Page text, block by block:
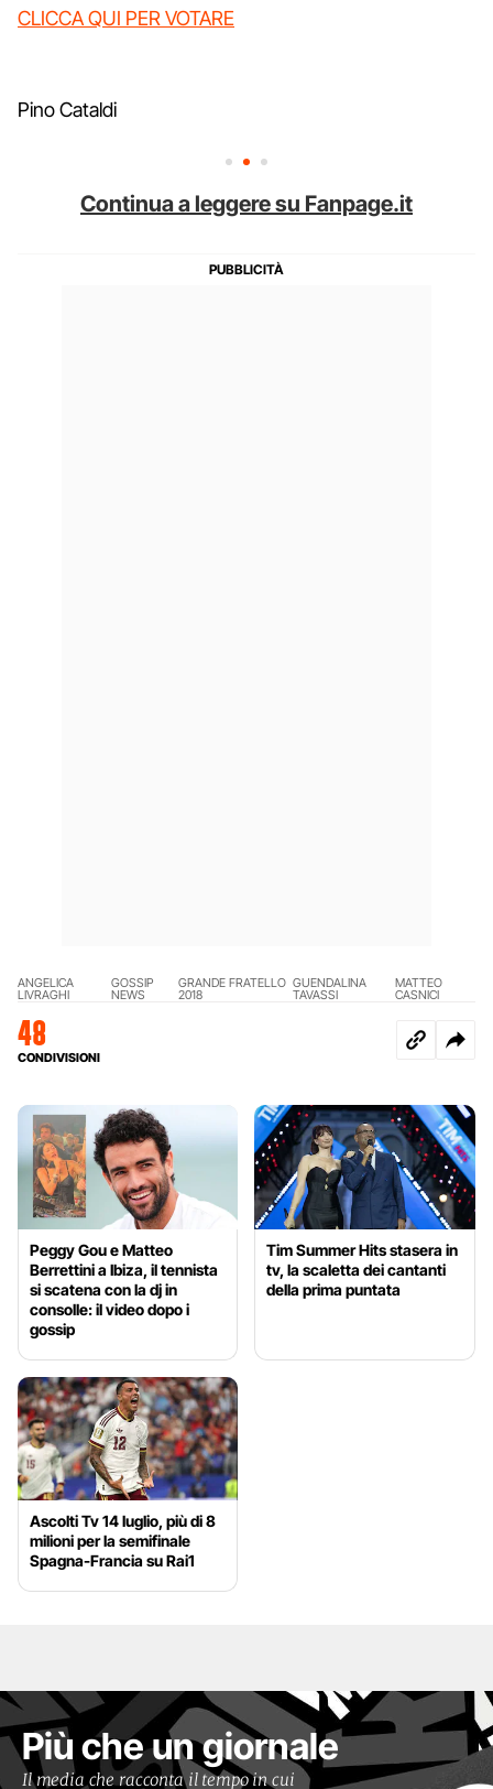
CLICCA QUI PER VOTARE
Pino Cataldi
Continua a leggere su Fanpage.it
ANGELICA
LIVRAGHI
GOSSIP
NEWS
GRANDE FRATELLO
2018
GUENDALINA
TAVASSI
MATTEO
CASNICI
48
CONDIVISIONI
Peggy Gou e Matteo
Berrettini a Ibiza, il tennista
si scatena con la dj in
consolle: il video dopo i
gossip
Tim Summer Hits stasera in
tv, la scaletta dei cantanti
della prima puntata
Ascolti Tv 14 luglio, più di 8
milioni per la semifinale
Spagna-Francia su Rai1
Più che un giornale
Il media che racconta il tempo in cui